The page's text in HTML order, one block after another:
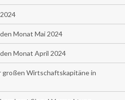
Monat Mai 2024
Monat April 2024
großen Wirtschaftskapitäne in